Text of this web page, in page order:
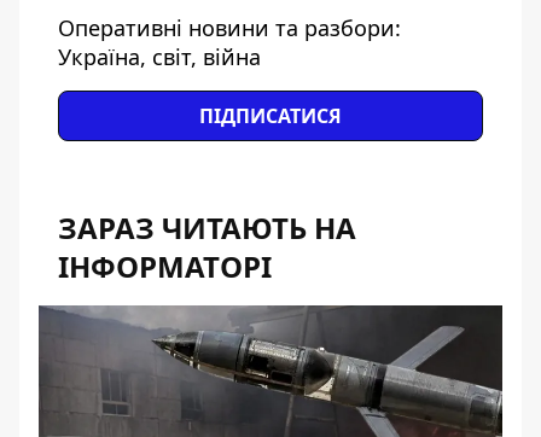
Оперативні новини та разбори:
Україна, світ, війна
ПІДПИСАТИСЯ
ЗАРАЗ ЧИТАЮТЬ НА
ІНФОРМАТОРІ